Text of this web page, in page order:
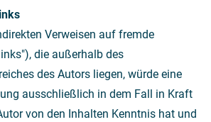
Verweisen auf fremde
die außerhalb des
des Autors liegen, würde eine
ausschließlich in dem Fall in Kraft
von den Inhalten Kenntnis hat und